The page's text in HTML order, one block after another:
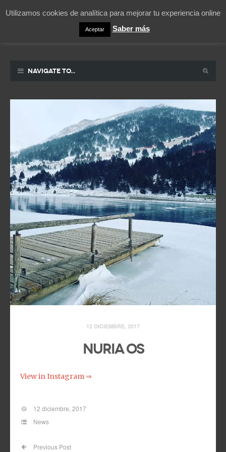
La vida contada en un sueño
Navigate to...
12 DICIEMBRE, 2017
Nuria os
View in Instagram ⇒
12 diciembre, 2017
News
Previous Post
Utilizamos cookies de analítica para mejorar tu experiencia online
Aceptar Saber más